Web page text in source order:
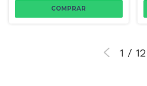
1 / 12